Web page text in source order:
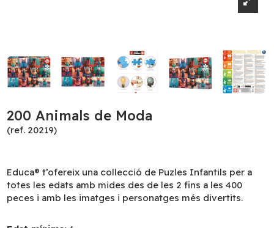
200 Animals de Moda
(ref. 20219)
Educa® t’ofereix una collecció de Puzles Infantils per a
totes les edats amb mides des de les 2 fins a les 400
peces i amb les imatges i personatges més divertits.